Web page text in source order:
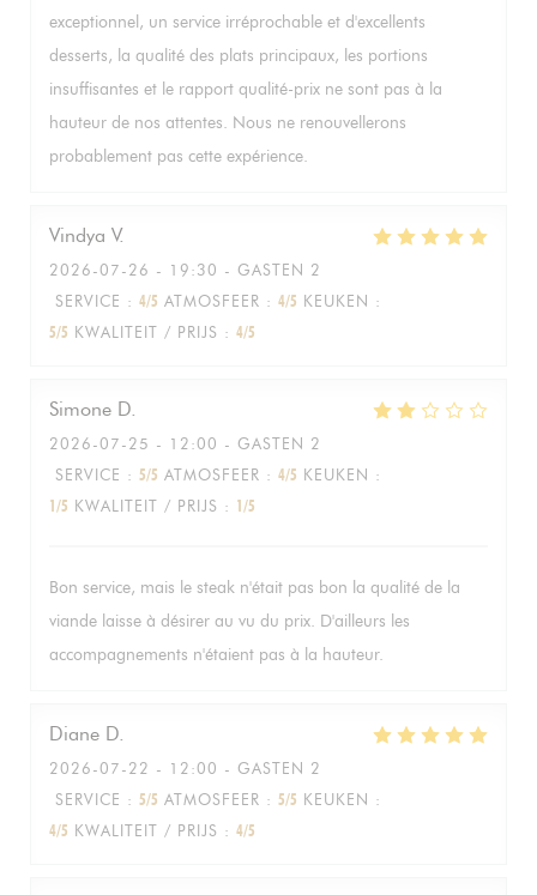
exceptionnel, un service irréprochable et d'excellents
desserts, la qualité des plats principaux, les portions
insuffisantes et le rapport qualité-prix ne sont pas à la
hauteur de nos attentes. Nous ne renouvellerons
probablement pas cette expérience.
Vindya V
2026-07-26 - 19:30 - GASTEN 2
SERVICE : 4/5 ATMOSFEER : 4/5 KEUKEN :
5/5 KWALITEIT / PRIJS : 4/5
Simone D
2026-07-25 - 12:00 - GASTEN 2
SERVICE : 5/5 ATMOSFEER : 4/5 KEUKEN :
1/5 KWALITEIT / PRIJS : 1/5
Bon service, mais le steak n'était pas bon la qualité de la
viande laisse à désirer au vu du prix. D'ailleurs les
accompagnements n'étaient pas à la hauteur.
Diane D
2026-07-22 - 12:00 - GASTEN 2
SERVICE : 5/5 ATMOSFEER : 5/5 KEUKEN :
4/5 KWALITEIT / PRIJS : 4/5